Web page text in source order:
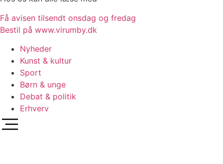
Få avisen tilsendt onsdag og fredag
Bestil på www.virumby.dk
Nyheder
Kunst & kultur
Sport
Børn & unge
Debat & politik
Erhverv